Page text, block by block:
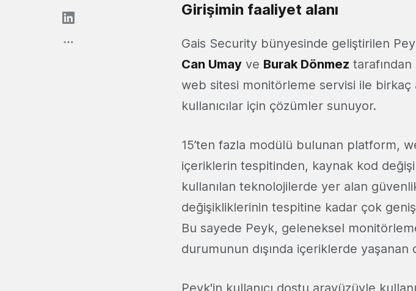
Girişimin faaliyet alanı
Gais Security bünyesinde geliştirilen
Can Umay ve Burak Dönmez
web sitesi monitörleme servisi ile birkaç
kullanıcılar için çözümler sunuyor.
15’ten fazla modülü bulunan platform,
içeriklerin tespitinden, kaynak kod
kullanılan teknolojilerde yer alan
değişikliklerinin tespitine kadar çok
Bu sayede Peyk, geleneksel
durumunun dışında içeriklerde